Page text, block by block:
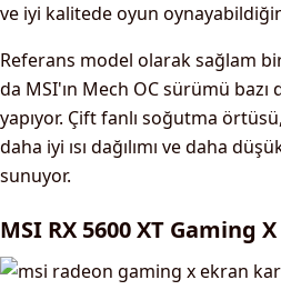
ve iyi kalitede oyun
Referans model olarak sağlam
da MSI'ın Mech OC sürümü
yapıyor. Çift fanlı soğutma
daha iyi ısı dağılımı ve daha
sunuyor.
MSI RX 5600 XT Gaming X